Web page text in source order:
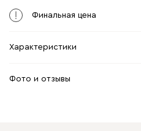
Финальная цена
Характеристики
Фото и отзывы